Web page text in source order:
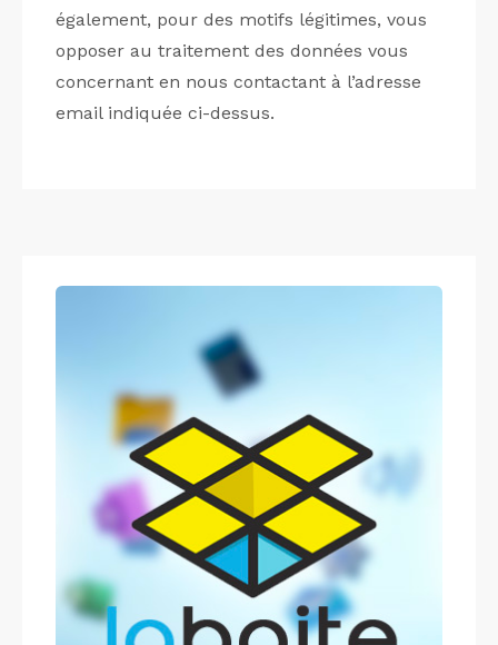
également, pour des motifs légitimes, vous
opposer au traitement des données vous
concernant en nous contactant à l’adresse
email indiquée ci-dessus.